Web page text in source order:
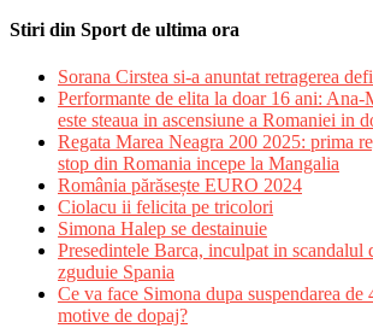
Stiri din Sport de ultima ora
Sorana Cirstea si-a anuntat retragerea
Performante de elita la doar 16 ani:
este steaua in ascensiune a Romaniei in
Regata Marea Neagra 200 2025: prima
stop din Romania incepe la Mangalia
România părăsește EURO 2024
Ciolacu ii felicita pe tricolori
Simona Halep se destainuie
Presedintele Barca, inculpat in scandalul
zguduie Spania
Ce va face Simona dupa suspendarea
motive de dopaj?